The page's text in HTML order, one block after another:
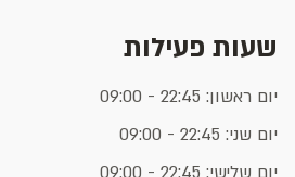
שעות פעילות
יום ראשון: 22:45 - 09:00
יום שני: 22:45 - 09:00